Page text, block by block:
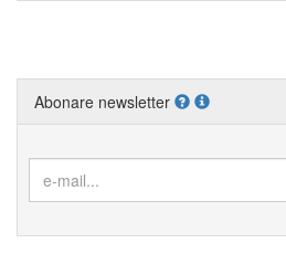
Abonare newsletter